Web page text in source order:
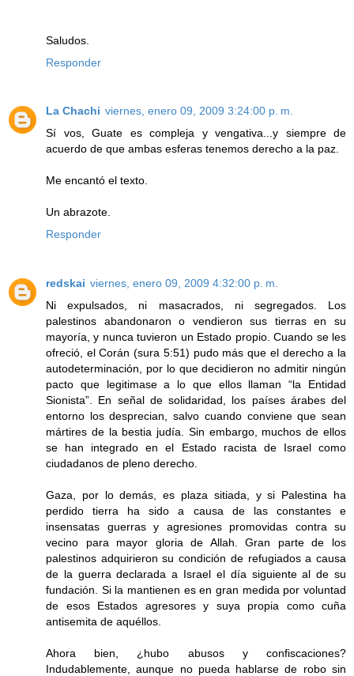
Saludos.
Responder
La Chachi viernes, enero 09, 2009 3:24:00 p. m.
Sí vos, Guate es compleja y vengativa...y siempre de
acuerdo de que ambas esferas tenemos derecho a la paz.
Me encantó el texto.
Un abrazote.
Responder
redskai viernes, enero 09, 2009 4:32:00 p. m.
Ni expulsados, ni masacrados, ni segregados. Los
palestinos abandonaron o vendieron sus tierras en su
mayoría, y nunca tuvieron un Estado propio. Cuando se les
ofreció, el Corán (sura 5:51) pudo más que el derecho a la
autodeterminación, por lo que decidieron no admitir ningún
pacto que legitimase a lo que ellos llaman “la Entidad
Sionista”. En señal de solidaridad, los países árabes del
entorno los desprecian, salvo cuando conviene que sean
mártires de la bestia judía. Sin embargo, muchos de ellos
se han integrado en el Estado racista de Israel como
ciudadanos de pleno derecho.
Gaza, por lo demás, es plaza sitiada, y si Palestina ha
perdido tierra ha sido a causa de las constantes e
insensatas guerras y agresiones promovidas contra su
vecino para mayor gloria de Allah. Gran parte de los
palestinos adquirieron su condición de refugiados a causa
de la guerra declarada a Israel el día siguiente al de su
fundación. Si la mantienen es en gran medida por voluntad
de esos Estados agresores y suya propia como cuña
antisemita de aquéllos.
Ahora bien, ¿hubo abusos y confiscaciones?
Indudablemente, aunque no pueda hablarse de robo sin